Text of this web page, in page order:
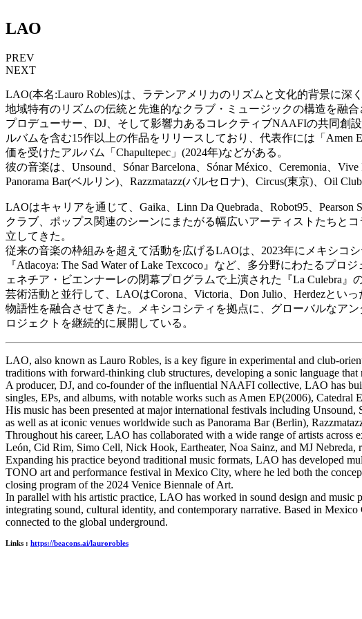
LAO
PREV
NEXT
LAO(本名:Lauro Robles)は、ラテンアメリカのリズムと文化的背景に
地域特有のリズムの伝統と先進的なクラブ・ミュージックの構造を融
プロデューサー、DJ、そして影響力あるコレクティブNAAFIの共同創
ルバムを含む15作以上の作品をリリースしており、代表作には「Amen
価を受けたアルバム「Chapultepec」(2024年)などがある。
彼の音楽は、Unsound、Sónar Barcelona、Sónar México、Ceremonia、
Panorama Bar(ベルリン)、Razzmatazz(バルセロナ)、Circus(東京)、Oil
LAOはキャリアを通じて、Gaika、Linn Da Quebrada、Robot95、Pearson
クラブ、ポップス関連のシーンにまたがる幅広いアーティストたちと
立してきた。
従来の音楽の枠組みを超えて活動を広げるLAOは、2023年にメキシコ
『Atlacoya: The Sad Water of Lake Texcoco』など、多分野にわたるプ
ェネチア・ビエンナーレの閉幕プログラムで上演された『La Culebra』
芸術活動と並行して、LAOはCorona、Victoria、Don Julio、Herdezと
物語性を融合させてきた。メキシコシティを拠点に、グローバルなア
ロジェクトを継続的に展開している。
LAO, also known as Lauro Robles, is a key figure in experimental and club-
traditions with forward-thinking club structures, developing a sonic language
A producer, DJ, and co-founder of the influential NAAFI collective, LAO has
singles, EPs, and albums, with notable works such as Amen EP(2006),
His music has been presented at major international festivals including
as well as at iconic venues worldwide such as Panorama Bar (Berlin),
Throughout his career, LAO has collaborated with a wide range of artists
León, Cid Rim, Simo Cell, Nick Hook, Eartheater, Noa Sainz, and MJ Nebreda,
Expanding his practice beyond traditional music formats, LAO has developed
TONO art and performance festival in Mexico City, where he led both the
closing program of the 2024 Venice Biennale of Art.
In parallel with his artistic practice, LAO has worked in sound design and
integrating sound, cultural identity, and contemporary narrative. Based in
connected to the global underground.
Links : https://beacons.ai/laurorobles